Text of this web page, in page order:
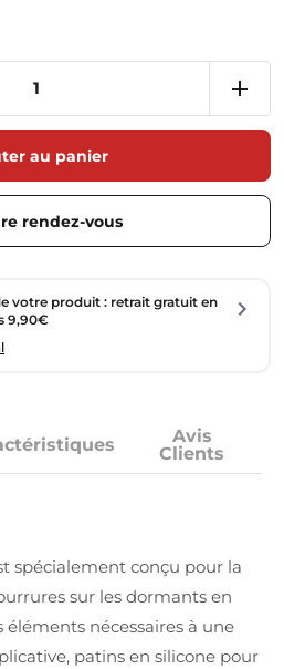
au panier
rendez-vous
votre produit : retrait gratuit en
9,90€
Avis
Clients
spécialement conçu pour la
sur les dormants en
éléments nécessaires à une
patins en silicone pour